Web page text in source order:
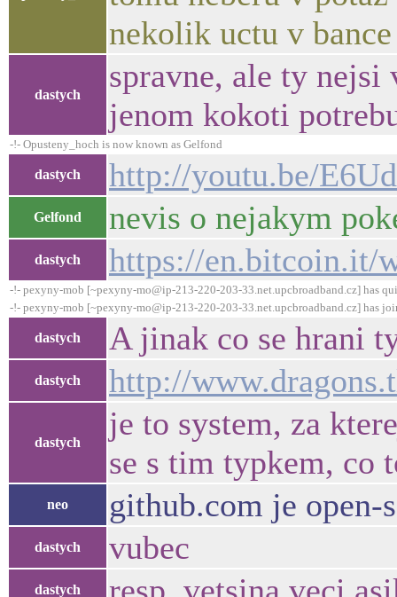
nekolik uctu v
dastych
spravne, ale ty
jenom kokoti
-!- Opusteny_hoch is now known as Gelfond
dastych http://youtu.be/
Gelfond nevis o nejakym
dastych https://en.bitcoin.it/
-!- pexyny-mob [~pexyny-mo@ip-213-220-203-33.net.upcbroadband.cz] has
-!- pexyny-mob [~pexyny-mo@ip-213-220-203-33.net.upcbroadband.cz] has
dastych A jinak co se hrani
dastych http://
dastych
je to system, za
se s tim typkem, co
neo github.com je open-
dastych vubec
dastych